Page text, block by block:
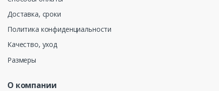
Доставка, сроки
Политика конфиденциальности
Качество, уход
Размеры
О компании